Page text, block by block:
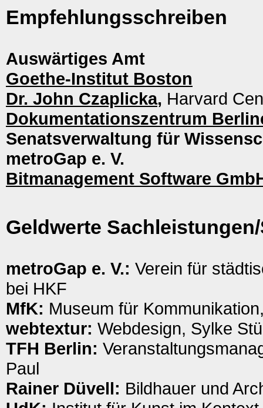
Empfehlungsschreiben
Auswärtiges Amt
Goethe-Institut Boston
Dr. John Czaplicka, Harvard
Dokumentationszentrum
Senatsverwaltung für
metroGap e. V.
Bitmanagement Software
Geldwerte
metroGap e. V.: Verein für
bei HKF
MfK: Museum für
webtextur: Webdesign, Sylke
TFH Berlin:
Paul
Rainer Düvell: Bildhauer und